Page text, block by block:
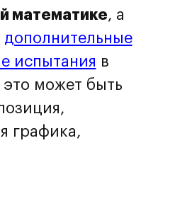
математике, а
дополнительные
испытания в
может быть
графика,